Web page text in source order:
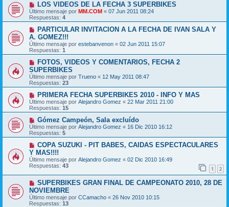
LOS VIDEOS DE LA FECHA 3 SUPERBIKES
Último mensaje por MM.COM « 07 Jun 2011 08:24
Respuestas: 4
PARTICULAR INVITACION A LA FECHA DE IVAN SALA Y
A. GOMEZ!!!
Último mensaje por estebanvenon « 02 Jun 2011 15:07
Respuestas: 1
FOTOS, VIDEOS Y COMENTARIOS, FECHA 2
SUPERBIKES
Último mensaje por Trueno « 12 May 2011 08:47
Respuestas: 23
PRIMERA FECHA SUPERBIKES 2010 - INFO Y MAS
Último mensaje por Alejandro Gomez « 22 Mar 2011 21:00
Respuestas: 15
Gómez Campeón, Sala excluído
Último mensaje por Alejandro Gomez « 16 Dic 2010 16:12
Respuestas: 5
COPA SUZUKI - PIT BABES, CAIDAS ESPECTACULARES
Y MAS!!!!
Último mensaje por Alejandro Gomez « 02 Dic 2010 16:49
Respuestas: 43 1 2
SUPERBIKES GRAN FINAL DE CAMPEONATO 2010, 28 DE
NOVIEMBRE
Último mensaje por CCamacho « 26 Nov 2010 10:15
Respuestas: 13